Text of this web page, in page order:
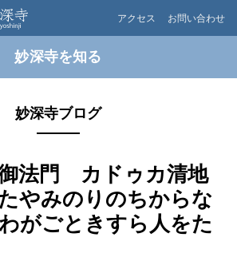
アクセス お問い合わせ
妙深寺を知る
妙深寺ブログ
法門 カドゥカ清地
やみのりのちからな
がごときすら人をた